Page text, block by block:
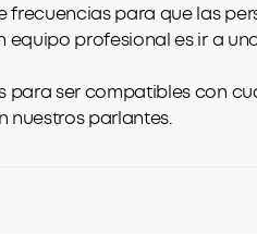
para que las
equipo profesional es ir a
para ser compatibles con
nuestros parlantes.